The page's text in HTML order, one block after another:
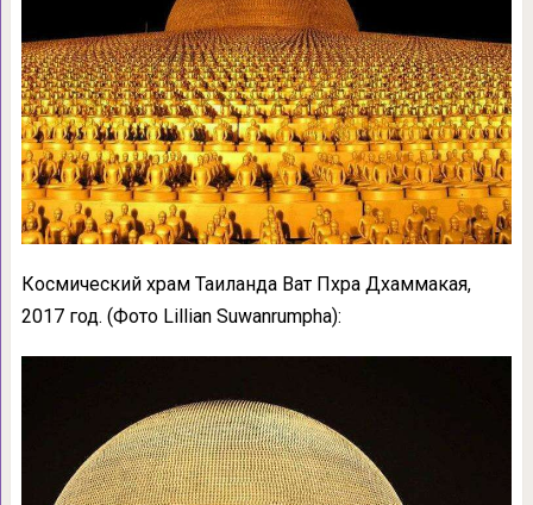
Космический храм Таиланда Ват Пхра Дхаммакая,
2017 год. (Фото Lillian Suwanrumpha):